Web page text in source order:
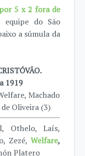
5 x 2 fora de
do São
a súmula da
1919
Machado
Oliveira (3)
Othelo, Laís,
Zezé,Welfare,
Platero